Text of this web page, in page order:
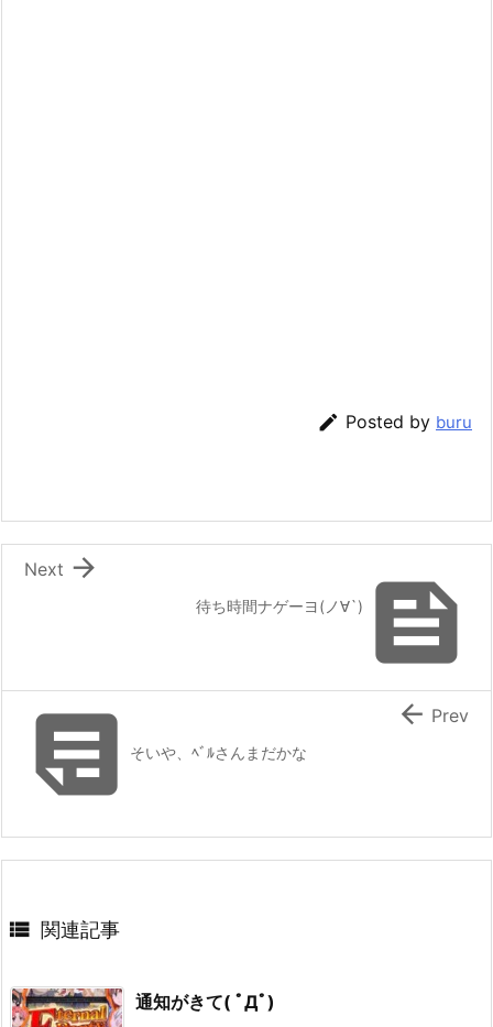
 Posted by buru

待ち時間ナゲーヨ(ノ∀`)

Next
そいや、ﾍﾞﾙさんまだかな
 Prev
 関連記事
通知がきて( ﾟДﾟ)